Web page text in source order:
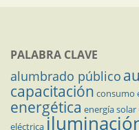
PALABRA CLAVE
alumbrado público
capacitación consumo
energética energía solar
eléctrica